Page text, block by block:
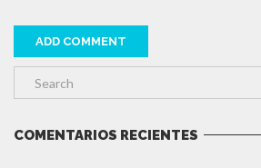
COMENTARIOS RECIENTES